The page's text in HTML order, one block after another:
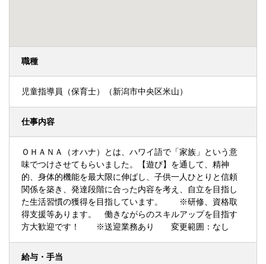
職種
児童指導員（保育士）（新潟市中央区米山）
仕事内容
ＯＨＡＮＡ（オハナ）とは、ハワイ語で「家族」という意
味でつけさせてもらいました。【遊び】を通して、精神
的、身体的機能を最大限に伸ばし、子供一人ひとりと信頼
関係を築き、発達段階に合った内容を考え、自立を目指し
た生活習慣の獲得を目指しています。 ※研修、資格取
得支援等あります。 働きながらのスキルアップを目指す
方大歓迎です！ ※送迎業務あり 変更範囲：なし
給与・手当